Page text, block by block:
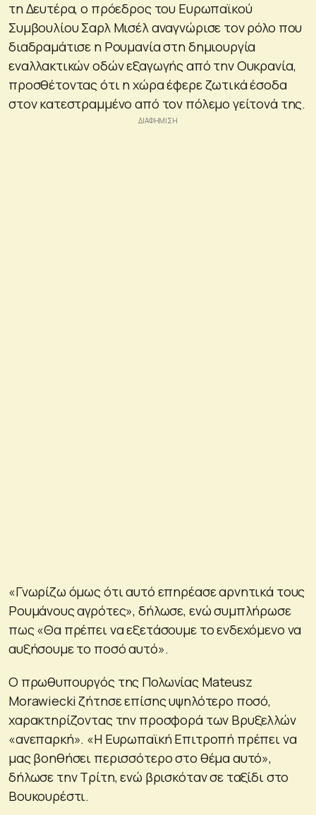
τη Δευτέρα, ο πρόεδρος του Ευρωπαϊκού
Συμβουλίου Σαρλ Μισέλ αναγνώρισε τον ρόλο που
διαδραμάτισε η Ρουμανία στη δημιουργία
εναλλακτικών οδών εξαγωγής από την Ουκρανία,
προσθέτοντας ότι η χώρα έφερε ζωτικά έσοδα
στον κατεστραμμένο από τον πόλεμο γείτονά της.
«Γνωρίζω όμως ότι αυτό επηρέασε αρνητικά τους
Ρουμάνους αγρότες», δήλωσε, ενώ συμπλήρωσε
πως «Θα πρέπει να εξετάσουμε το ενδεχόμενο να
αυξήσουμε το ποσό αυτό».
Ο πρωθυπουργός της Πολωνίας Mateusz
Morawiecki ζήτησε επίσης υψηλότερο ποσό,
χαρακτηρίζοντας την προσφορά των Βρυξελλών
«ανεπαρκή». «Η Ευρωπαϊκή Επιτροπή πρέπει να
μας βοηθήσει περισσότερο στο θέμα αυτό»,
δήλωσε την Τρίτη, ενώ βρισκόταν σε ταξίδι στο
Βουκουρέστι.